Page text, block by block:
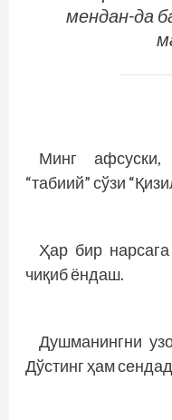
мендан-да
Минг
“табиий” сўзи
Ҳар бир
чиқиб ёндаш.
Душманингни
Дўстинг ҳам